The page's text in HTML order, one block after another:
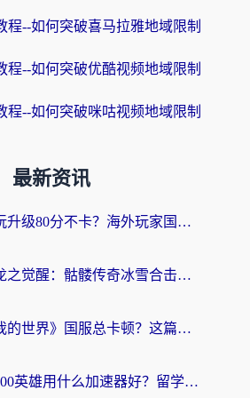
程--如何突破喜马拉雅地域限制
程--如何突破优酷视频地域限制
程--如何突破咪咕视频地域限制
最新资讯
巴西怎么玩升级80分不卡？海外玩家国服游戏加速器终极指南（附避坑技巧）
海外玩《龙之觉醒：骷髅传奇冰雪合击》延迟高？这篇指南帮你解决卡顿烦恼！
海外玩《我的世界》国服总卡顿？这篇我的世界游戏加速器指南帮你解决所有问题
在欧洲打300英雄用什么加速器好？留学生亲测有效的解决方案来了